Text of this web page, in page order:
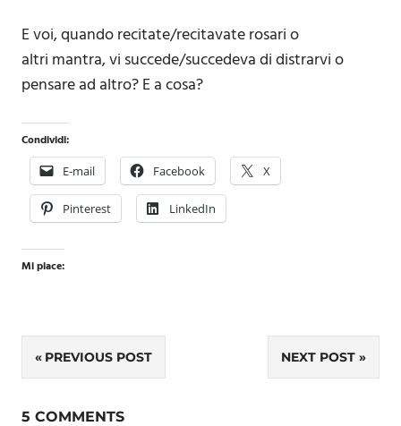
E voi, quando recitate/recitavate rosari o
altri mantra, vi succede/succedeva di distrarvi o
pensare ad altro? E a cosa?
Condividi:
E-mail Facebook X
Pinterest LinkedIn
Mi piace:
Navigazione
articoli
PREVIOUS POST NEXT POST
5 COMMENTS